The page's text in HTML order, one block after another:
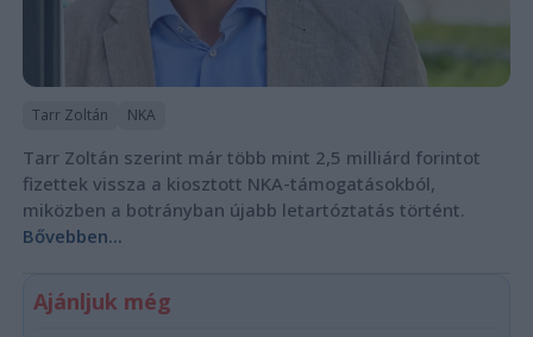
Tarr Zoltán NKA
Tarr Zoltán szerint már több mint 2,5 milliárd forintot
fizettek vissza a kiosztott NKA-támogatásokból,
miközben a botrányban újabb letartóztatás történt.
Bővebben...
Ajánljuk még